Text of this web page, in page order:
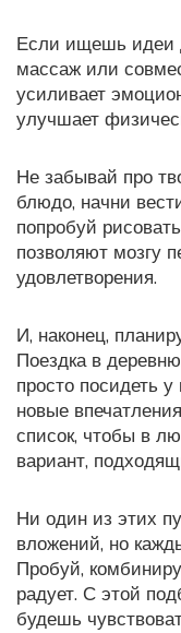
Если ищешь идеи
массаж или
усиливает
улучшает
Не забывай про
блюдо, начни
попробуй
позволяют мозгу
удовлетворения.
И, наконец,
Поездка в
просто посидеть
новые
список, чтобы в
вариант,
Ни один из этих
вложений, но
Пробуй,
радует. С этой
будешь